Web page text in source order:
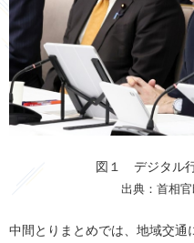
図１ デジタル
出典：首相
中間とりまとめでは、地域交